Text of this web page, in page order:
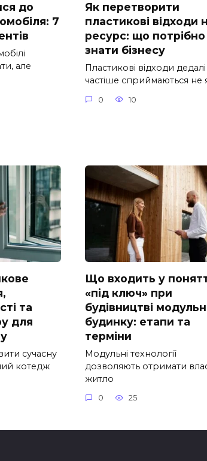
до
7
але
Як перетворити
пластикові відходи
ресурс: що потрібно
знати бізнесу
Пластикові відходи дедалі
частіше сприймаються не
0 10
та
для
сучасну
котедж
Що входить у
«під ключ» при
будівництві
будинку: етапи та
терміни
Модульні технології
дозволяють отримати
житло
0 25